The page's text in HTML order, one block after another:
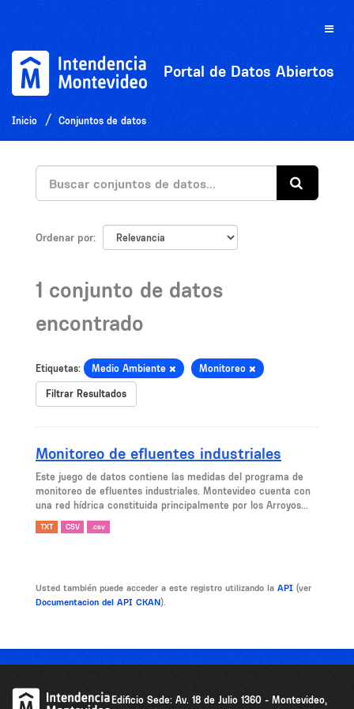
Toggle
Portal de Datos Abiertos
Inicio Conjuntos de datos
Ordenar por
1 conjunto de datos
encontrado
Etiquetas: Medio Ambiente Monitoreo
Filtrar Resultados
Monitoreo de efluentes industriales
Este juego de datos contiene las medidas del programa de
monitoreo de efluentes industriales. Montevideo cuenta con
una red hídrica constituida principalmente por los Arroyos...
TXT CSV .csv
Usted también puede acceder a este registro utilizando la API (ver
Documentacion del API CKAN).
Edificio Sede: Av. 18 de Julio 1360 - Montevideo,